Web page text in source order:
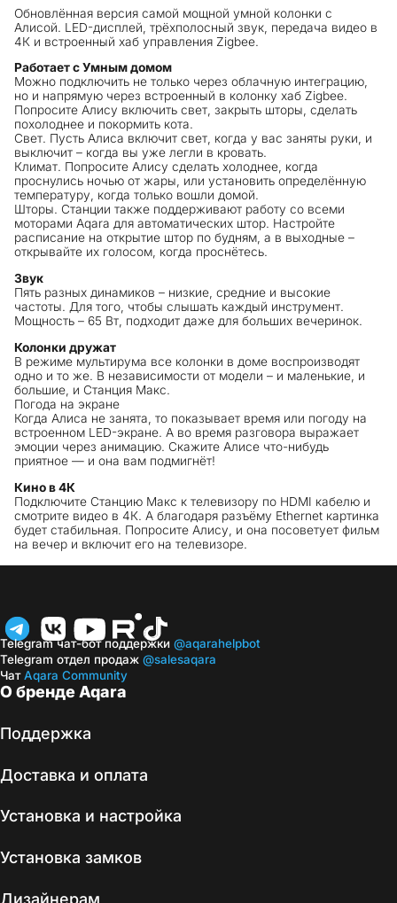
Обновлённая версия самой мощной умной колонки с
Алисой. LED-дисплей, трёхполосный звук, передача видео в
4К и встроенный хаб управления Zigbee.
Работает с Умным домом
Можно подключить не только через облачную интеграцию,
но и напрямую через встроенный в колонку хаб Zigbee.
Попросите Алису включить свет, закрыть шторы, сделать
похолоднее и покормить кота.
Свет. Пусть Алиса включит свет, когда у вас заняты руки, и
выключит – когда вы уже легли в кровать.
Климат. Попросите Алису сделать холоднее, когда
проснулись ночью от жары, или установить определённую
температуру, когда только вошли домой.
Шторы. Станции также поддерживают работу со всеми
моторами Aqara для автоматических штор. Настройте
расписание на открытие штор по будням, а в выходные –
открывайте их голосом, когда проснётесь.
Звук
Пять разных динамиков – низкие, средние и высокие
частоты. Для того, чтобы слышать каждый инструмент.
Мощность – 65 Вт, подходит даже для больших вечеринок.
Колонки дружат
В режиме мультирума все колонки в доме воспроизводят
одно и то же. В независимости от модели – и маленькие, и
большие, и Станция Макс.
Погода на экране
Когда Алиса не занята, то показывает время или погоду на
встроенном LED-экране. А во время разговора выражает
эмоции через анимацию. Скажите Алисе что-нибудь
приятное — и она вам подмигнёт!
Кино в 4К
Подключите Станцию Макс к телевизору по HDMI кабелю и
смотрите видео в 4К. А благодаря разъёму Ethernet картинка
будет стабильная. Попросите Алису, и она посоветует фильм
на вечер и включит его на телевизоре.
О бренде Aqara
Поддержка
Доставка и оплата
Установка и настройка
Установка замков
Дизайнерам
Telegram чат-бот поддержки @aqarahelpbot
Telegram отдел продаж @salesaqara
ЧатAqara Community